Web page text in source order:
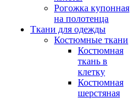
Рогожка купонная
на полотенца
Ткани для одежды
Костюмные ткани
Костюмная
ткань в
клетку
Костюмная
шерстяная